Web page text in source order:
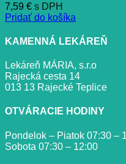
7,59 € s DPH
Pridať do košíka
KAMENNÁ LEKÁREŇ
Lekáreň MÁRIA, s.r.o
Rajecká cesta 14
013 13 Rajecké Teplice
OTVÁRACIE HODINY
Pondelok – Piatok 07:30 –
Sobota 07:30 – 12:00